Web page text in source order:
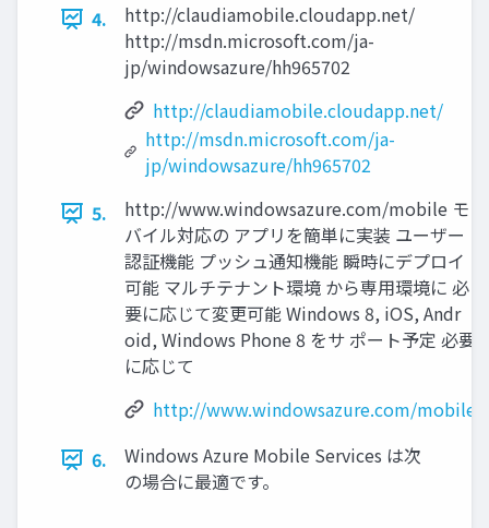
4.
http://claudiamobile.cloudapp.net/
http://msdn.microsoft.com/ja-
jp/windowsazure/hh965702
http://claudiamobile.cloudapp.net/
http://msdn.microsoft.com/ja-
jp/windowsazure/hh965702
5.
http://www.windowsazure.com/mobile モ
バイル対応の アプリを簡単に実装 ユーザー
認証機能 プッシュ通知機能 瞬時にデプロイ
可能 マルチテナント環境 から専用環境に 必
要に応じて変更可能 Windows 8, iOS, Andr
oid, Windows Phone 8 をサ ポート予定 必要
に応じて
http://www.windowsazure.com/mobile
6.
Windows Azure Mobile Services は次
の場合に最適です。